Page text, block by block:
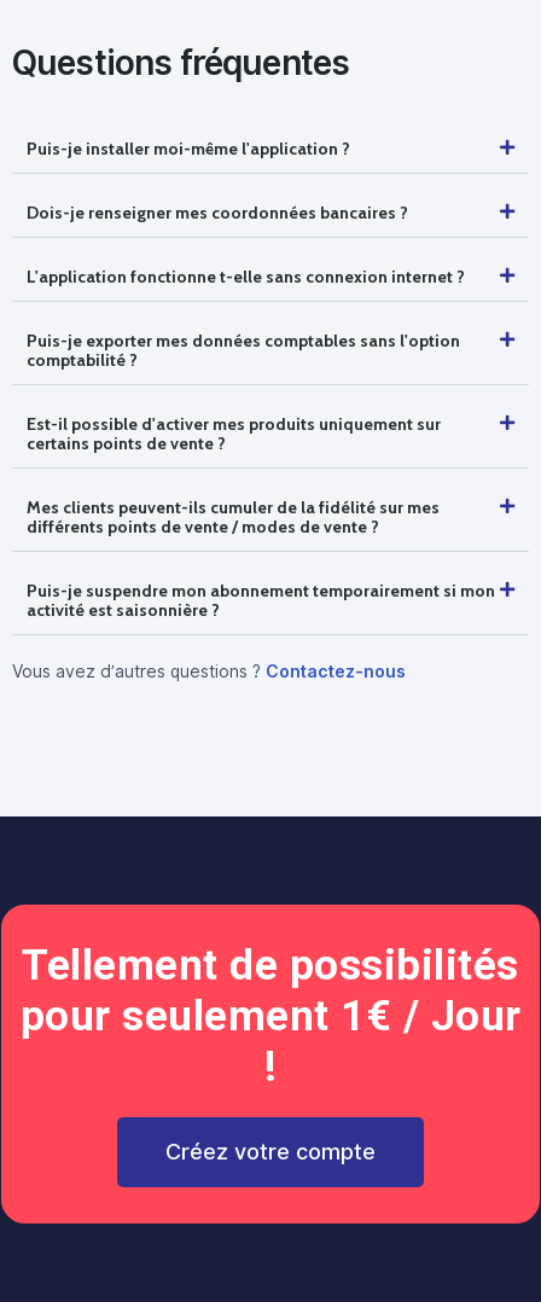
Questions fréquentes
Puis-je installer moi-même l'application ?
Dois-je renseigner mes coordonnées bancaires ?
L'application fonctionne t-elle sans connexion internet ?
Puis-je exporter mes données comptables sans l'option
comptabilité ?
Est-il possible d'activer mes produits uniquement sur
certains points de vente ?
Mes clients peuvent-ils cumuler de la fidélité sur mes
différents points de vente / modes de vente ?
Puis-je suspendre mon abonnement temporairement si mon
activité est saisonnière ?
Vous avez d’autres questions ? Contactez-nous
Tellement de possibilités
pour seulement 1€ / Jour
!
Créez votre compte